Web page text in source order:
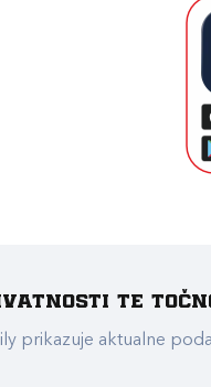
te
prikazuje aktualne